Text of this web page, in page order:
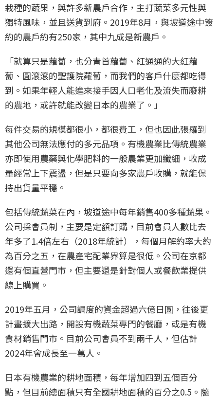
栽種的蔬果，與許多新農戶合作，主打蔬菜多元性與
獨特風味，並且送貨到府。2019年8月，與坡道途中簽
約的農戶約有250家，其中九成是新農戶。
「就算只是蘿蔔，也分青首蘿蔔、紅通通的大紅蘿
蔔、圓滾滾的聖護院蘿蔔，而我們的客戶什麼都吃得
到。如果年輕人能進來接手因人口老化及流失而廢耕
的農地，或許就能改變日本的農業了。」
每件交易的規模都很小，都很費工，但也因此張羅到
其他公司無法應付的多元品項。有機農業比傳統農業
亦即使用農藥與化學肥料的一般農業更加纖細，收成
量經常上下震盪，但是只要向多家農戶收購，就能保
持出貨量平穩。
包括傳統蔬菜在內，坡道途中每年銷售400多種蔬果。
公司採會員制，主要是定額訂購，目前會員人數比去
年多了1.4倍左右（2018年統計），每個月解約率大約
為百分之五，在農產宅配業界算是很低。公司在京都
還有個直營門市，但主要還是針對個人或餐飲業提供
線上購買。
2019年五月，公司調度的資金超過六億日圓，往後更
計畫擴大出路，開設有機蔬菜專門的餐廳，或是有機
食材銷售門市。目前公司會員不到兩千人，但估計
2024年會成長至一萬人。
日本有機農業的耕地面積，每年增加四到五個百分
點，但目前總面積只有全國耕地面積的百分之0.5。隨